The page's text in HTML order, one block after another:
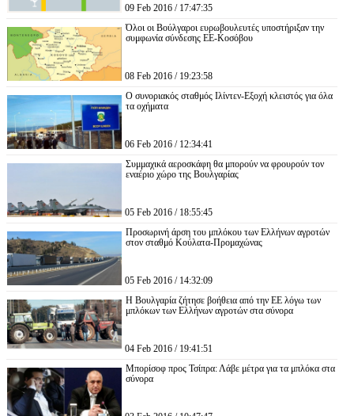
09 Feb 2016 / 17:47:35
Όλοι οι Βούλγαροι ευρωβουλευτές υποστήριξαν την
συμφωνία σύνδεσης ΕΕ-Κοσόβου
08 Feb 2016 / 19:23:58
Ο συνοριακός σταθμός Ιλίντεν-Εξοχή κλειστός για όλα
τα οχήματα
06 Feb 2016 / 12:34:41
Συμμαχικά αεροσκάφη θα μπορούν να φρουρούν τον
εναέριο χώρο της Βουλγαρίας
05 Feb 2016 / 18:55:45
Προσωρινή άρση του μπλόκου των Ελλήνων αγροτών
στον σταθμό Κούλατα-Προμαχώνας
05 Feb 2016 / 14:32:09
Η Βουλγαρία ζήτησε βοήθεια από την ΕΕ λόγω των
μπλόκων των Ελλήνων αγροτών στα σύνορα
04 Feb 2016 / 19:41:51
Μπορίσοφ προς Τσίπρα: Λάβε μέτρα για τα μπλόκα στα
σύνορα